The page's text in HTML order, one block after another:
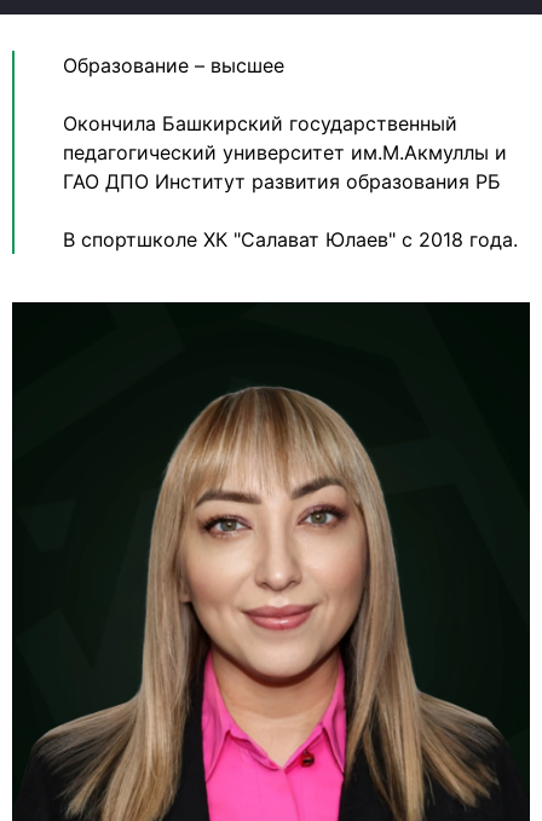
Образование – высшее
Окончила Башкирский государственный
педагогический университет им.М.Акмуллы и
ГАО ДПО Институт развития образования РБ
В спортшколе ХК "Салават Юлаев" с 2018 года.